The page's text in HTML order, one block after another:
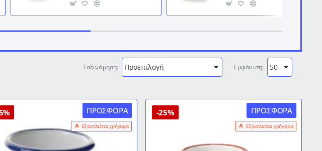
Ταξινόμηση: Εμφάνιση:
ΠΡΟΣΦΟΡΆ
Εξαντλείται γρήγορα
ΠΡΟΣΦΟΡΆ
Εξαντλείται γρήγορα
-25%